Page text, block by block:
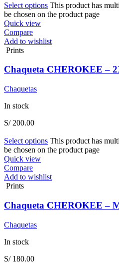
Select options This product has
be chosen on the product page
Quick view
Compare
Add to wishlist
Prints
Chaqueta CHEROKEE –
Chaquetas
In stock
S/200.00
Select options This product has
be chosen on the product page
Quick view
Compare
Add to wishlist
Prints
Chaqueta CHEROKEE –
Chaquetas
In stock
S/180.00